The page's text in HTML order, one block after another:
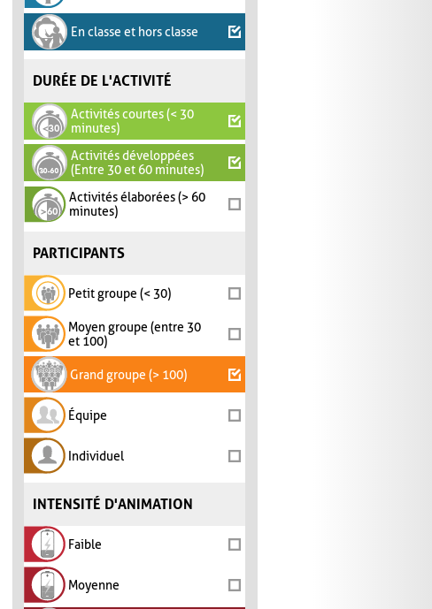
En classe et hors classe
DURÉE DE L'ACTIVITÉ
Activités courtes (< 30
minutes)
Activités développées
(Entre 30 et 60 minutes)
Activités élaborées (> 60
minutes)
PARTICIPANTS
Petit groupe (< 30)
Moyen groupe (entre 30
et 100)
Grand groupe (> 100)
Équipe
Individuel
INTENSITÉ D'ANIMATION
Faible
Moyenne